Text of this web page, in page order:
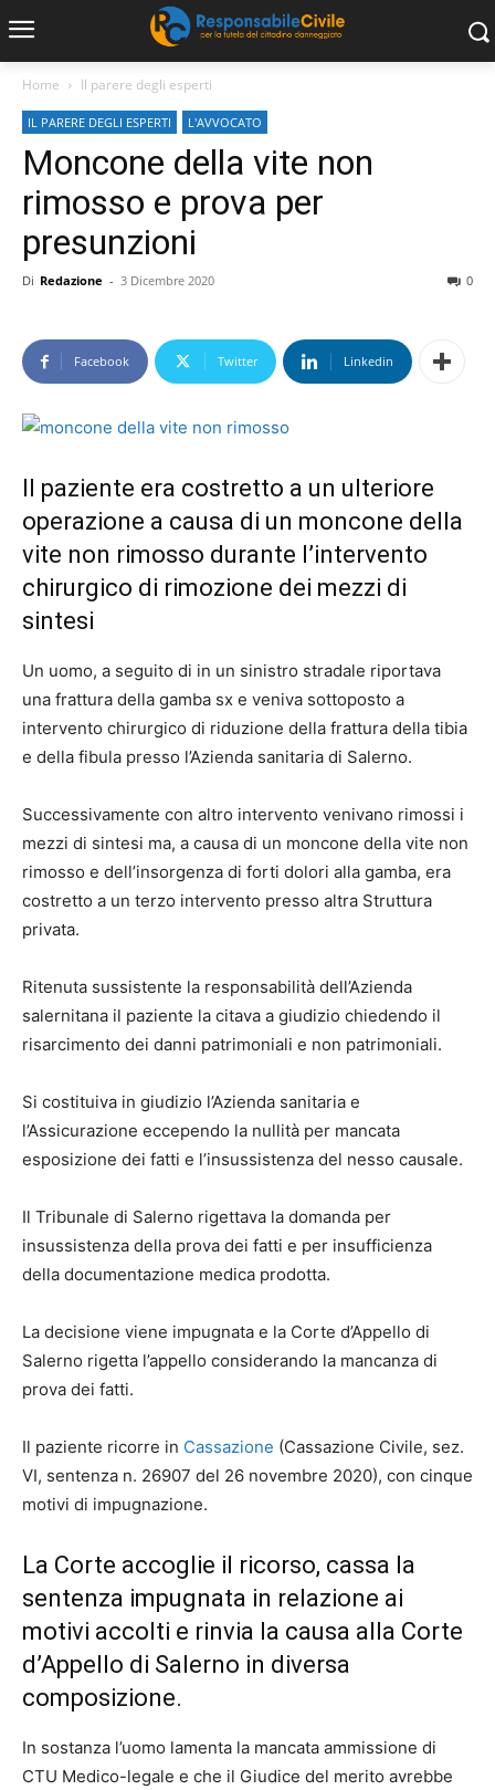
Home Il parere degli esperti
IL PARERE DEGLI ESPERTI L'AVVOCATO
Moncone della vite non
rimosso e prova per
presunzioni
Di Redazione - 3 Dicembre 2020 0
Facebook Twitter Linkedin
Il paziente era costretto a un ulteriore
operazione a causa di un moncone della
vite non rimosso durante l’intervento
chirurgico di rimozione dei mezzi di
sintesi
Un uomo, a seguito di in un sinistro stradale riportava
una frattura della gamba sx e veniva sottoposto a
intervento chirurgico di riduzione della frattura della tibia
e della fibula presso l’Azienda sanitaria di Salerno.
Successivamente con altro intervento venivano rimossi i
mezzi di sintesi ma, a causa di un moncone della vite non
rimosso e dell’insorgenza di forti dolori alla gamba, era
costretto a un terzo intervento presso altra Struttura
privata.
Ritenuta sussistente la responsabilità dell’Azienda
salernitana il paziente la citava a giudizio chiedendo il
risarcimento dei danni patrimoniali e non patrimoniali.
Si costituiva in giudizio l’Azienda sanitaria e
l’Assicurazione eccependo la nullità per mancata
esposizione dei fatti e l’insussistenza del nesso causale.
Il Tribunale di Salerno rigettava la domanda per
insussistenza della prova dei fatti e per insufficienza
della documentazione medica prodotta.
La decisione viene impugnata e la Corte d’Appello di
Salerno rigetta l’appello considerando la mancanza di
prova dei fatti.
Il paziente ricorre in Cassazione (Cassazione Civile, sez.
VI, sentenza n. 26907 del 26 novembre 2020), con cinque
motivi di impugnazione.
La Corte accoglie il ricorso, cassa la
sentenza impugnata in relazione ai
motivi accolti e rinvia la causa alla Corte
d’Appello di Salerno in diversa
composizione.
In sostanza l’uomo lamenta la mancata ammissione di
CTU Medico-legale e che il Giudice del merito avrebbe